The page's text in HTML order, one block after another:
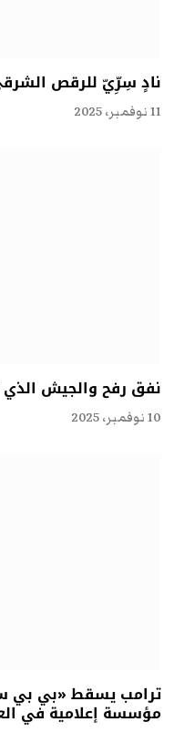
نادٍ سِرِّيّ للرقص
11 نوفمبر، 2025
نفق رفح والجيش الذي
10 نوفمبر، 2025
ترامب يسقط «بي بي
مؤسسة إعلامية في